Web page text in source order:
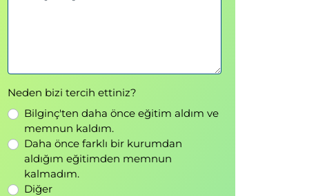
Neden bizi tercih ettiniz?
Bilginç'ten daha önce eğitim aldım ve
memnun kaldım.
Daha önce farklı bir kurumdan
aldığım eğitimden memnun
kalmadım.
Diğer